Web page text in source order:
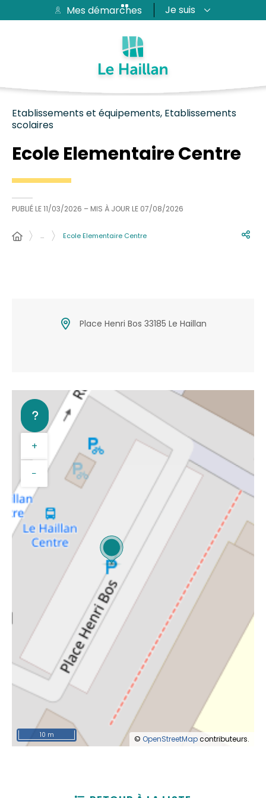
Aide et accessibilité
Passer au menu
Passer au contenuMes démarches Je suis
Etablissements et équipements, Etablissements
scolaires
Ecole Elementaire Centre
PUBLIÉ LE11/03/2026 – MIS À JOUR LE 07/08/2026
… Ecole Elementaire Centre
Place Henri Bos 33185 Le Haillan
+
−
© OpenStreetMapcontributeurs.
10 m